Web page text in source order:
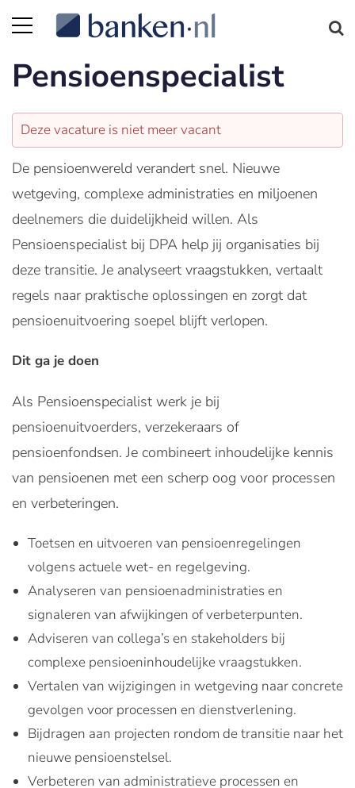
Pensioenspecialist
Deze vacature is niet meer vacant
De pensioenwereld verandert snel. Nieuwe
wetgeving, complexe administraties en miljoenen
deelnemers die duidelijkheid willen. Als
Pensioenspecialist bij DPA help jij organisaties bij
deze transitie. Je analyseert vraagstukken, vertaalt
regels naar praktische oplossingen en zorgt dat
pensioenuitvoering soepel blijft verlopen.
Dit ga je doen
Als Pensioenspecialist werk je bij
pensioenuitvoerders, verzekeraars of
pensioenfondsen. Je combineert inhoudelijke kennis
van pensioenen met een scherp oog voor processen
en verbeteringen.
Toetsen en uitvoeren van pensioenregelingen
volgens actuele wet- en regelgeving.
Analyseren van pensioenadministraties en
signaleren van afwijkingen of verbeterpunten.
Adviseren van collega’s en stakeholders bij
complexe pensioeninhoudelijke vraagstukken.
Vertalen van wijzigingen in wetgeving naar concrete
gevolgen voor processen en dienstverlening.
Bijdragen aan projecten rondom de transitie naar het
nieuwe pensioenstelsel.
Verbeteren van administratieve processen en